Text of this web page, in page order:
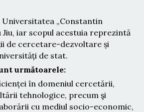
„Constantin
Jiu, iar scopul acestuia reprezintă
de cercetare-dezvoltare și
de stat.
următoarele:
în domeniul cercetării,
tehnologice, precum şi
cu mediul socio-economic,